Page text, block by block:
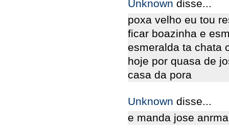
Unknown disse...
poxa velho eu tou
ficar boazinha e
esmeralda ta chata
hoje por quasa de
casa da pora
Unknown disse...
e manda jose